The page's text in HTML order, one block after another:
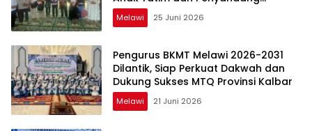
Disabilitas
Melawi 25 Juni 2026
Pengurus BKMT Melawi 2026-2031
Dilantik, Siap Perkuat Dakwah dan
Dukung Sukses MTQ Provinsi Kalbar
Melawi 21 Juni 2026